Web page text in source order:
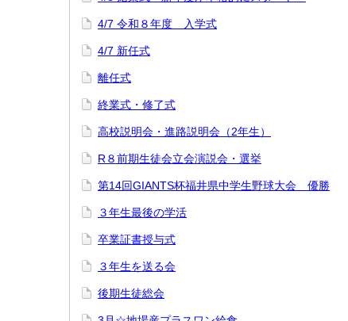
4/7 令和８年度 入学式
4/7 新任式
離任式
終業式・修了式
高校説明会・進路説明会（2年生）
R８前期生徒会立会演説会・選挙
第14回GIANTS杯福井県中学生野球大会 優勝
３年生最後の学活
卒業証書授与式
３年生を送る会
後期生徒総会